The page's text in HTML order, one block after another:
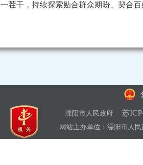
茬干，持续探索贴合群众期盼、契合
溧阳市人民政府 苏
网站主办单位：溧阳市人